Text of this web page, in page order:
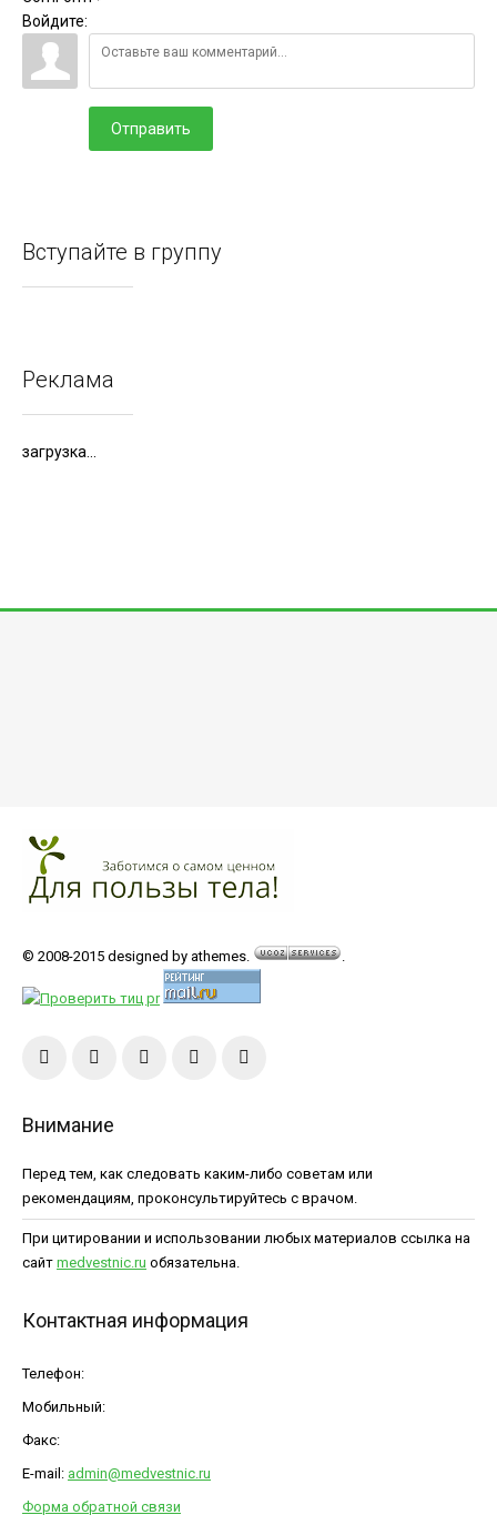
Войдите:
Отправить
Вступайте в группу
Реклама
загрузка...
© 2008-2015 designed by athemes. .
Внимание
Перед тем, как следовать каким-либо советам или
рекомендациям, проконсультируйтесь с врачом.
При цитировании и использовании любых материалов ссылка на
сайт medvestnic.ru обязательна.
Контактная информация
Телефон:
Мобильный:
Факс:
E-mail: admin@medvestnic.ru
Форма обратной связи